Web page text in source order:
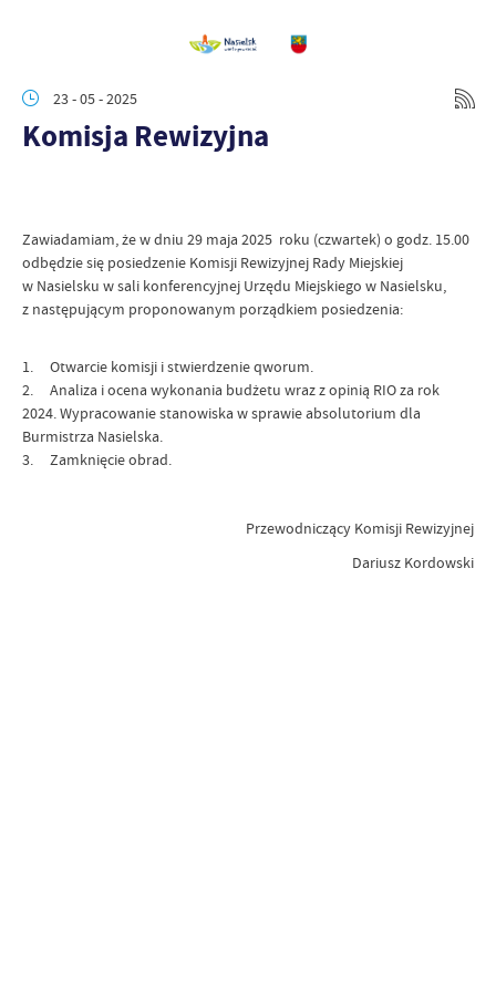
23 - 05 - 2025
Komisja Rewizyjna
Zawiadamiam, że w dniu 29 maja 2025 roku (czwartek) o godz. 15.00
odbędzie się posiedzenie Komisji Rewizyjnej Rady Miejskiej
w Nasielsku w sali konferencyjnej Urzędu Miejskiego w Nasielsku,
z następującym proponowanym porządkiem posiedzenia:
1. Otwarcie komisji i stwierdzenie qworum.
2. Analiza i ocena wykonania budżetu wraz z opinią RIO za rok
2024. Wypracowanie stanowiska w sprawie absolutorium dla
Burmistrza Nasielska.
3. Zamknięcie obrad.
Przewodniczący Komisji Rewizyjnej
Dariusz Kordowski